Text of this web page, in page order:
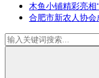
木鱼小铺精彩亮相
合肥市新农人协会